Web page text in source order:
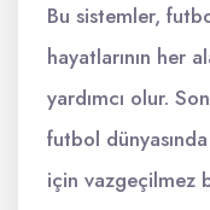
Bu sistemler,
hayatlarının her
yardımcı olur.
futbol
için vazgeçilmez